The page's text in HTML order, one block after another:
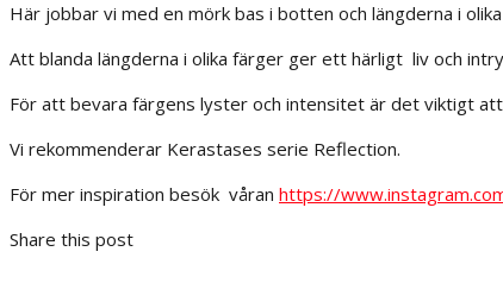
Här jobbar vi med en mörk bas i botten och längderna i
Att blanda längderna i olika färger ger ett härligt liv och
För att bevara färgens lyster och intensitet är det viktigt
Vi rekommenderar Kerastases serie Reflection.
För mer inspiration besök våran https://
Share this post